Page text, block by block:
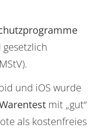
gesetzlich
und iOS wurde
mit „gut“
als kostenfreies